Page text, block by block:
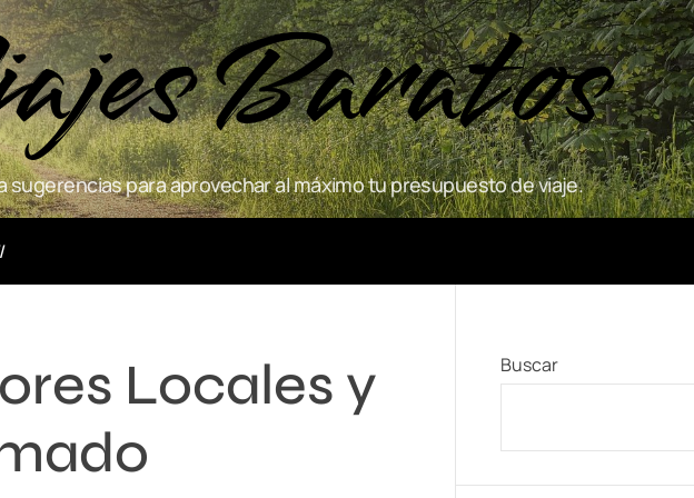
Baratos
sugerencias para aprovechar al máximo tu presupuesto de viaje.
Locales y
Buscar